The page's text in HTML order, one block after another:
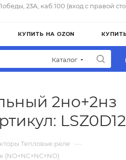
23А, каб.100 (вход с правой
КУПИТЬ НА OZON
Каталог
2но+2нз
Тепловые реле —
(NO+NC+NC+NO)